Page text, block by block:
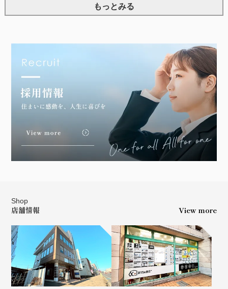
もっとみる
Shop
店舗情報 View more